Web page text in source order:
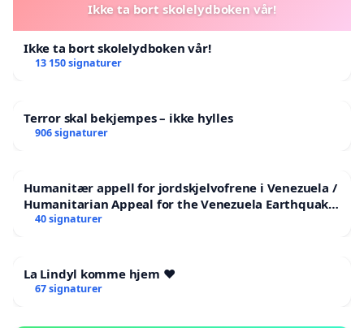
Ikke ta bort skolelydboken vår!
Ikke ta bort skolelydboken vår!
13 150 signaturer
Terror skal bekjempes – ikke hylles
906 signaturer
Humanitær appell for jordskjelvofrene i Venezuela /
Humanitarian Appeal for the Venezuela Earthquake
Victims
40 signaturer
La Lindyl komme hjem ❤️
67 signaturer